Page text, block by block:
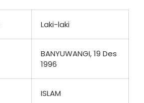
Laki-laki
BANYUWANGI, 19 Des
1996
ISLAM